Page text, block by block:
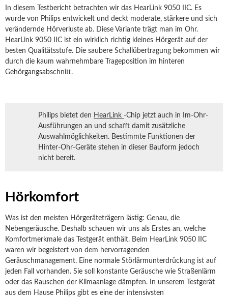
In diesem Testbericht betrachten wir das HearLink 9050 IIC. Es
wurde von Philips entwickelt und deckt moderate, stärkere und sich
verändernde Hörverluste ab. Diese Variante trägt man im Ohr.
HearLink 9050 IIC ist ein wirklich richtig kleines Hörgerät auf der
besten Qualitätsstufe. Die saubere Schallübertragung bekommen wir
durch die kaum wahrnehmbare Trageposition im hinteren
Gehörgangsabschnitt.
Philips bietet den HearLink -Chip jetzt auch in Im-Ohr-
Ausführungen an und schafft damit zusätzliche
Auswahlmöglichkeiten. Bestimmte Funktionen der
Hinter-Ohr-Geräte stehen in dieser Bauform jedoch
nicht bereit.
Hörkomfort
Was ist den meisten Hörgeräteträgern lästig: Genau, die
Nebengeräusche. Deshalb schauen wir uns als Erstes an, welche
Komfortmerkmale das Testgerät enthält. Beim HearLink 9050 IIC
waren wir begeistert von dem hervorragenden
Geräuschmanagement. Eine normale Störlärmunterdrückung ist auf
jeden Fall vorhanden. Sie soll konstante Geräusche wie Straßenlärm
oder das Rauschen der Klimaanlage dämpfen. In unserem Testgerät
aus dem Hause Philips gibt es eine der intensivsten